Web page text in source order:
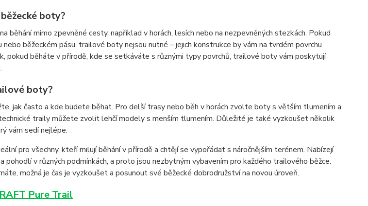
boty?
běhání mimo zpevněné cesty, například v horách, lesích nebo na nezpevněných stezkách. Pokud
běžeckém pásu, trailové boty nejsou nutné – jejich konstrukce by vám na tvrdém povrchu
pokud běháte v přírodě, kde se setkáváte s různými typy povrchů, trailové boty vám poskytují
boty?
jak často a kde budete běhat. Pro delší trasy nebo běh v horách zvolte boty s větším tlumením a
traily můžete zvolit lehčí modely s menším tlumením. Důležité je také vyzkoušet několik
vám sedí nejlépe.
pro všechny, kteří milují běhání v přírodě a chtějí se vypořádat s náročnějším terénem. Nabízejí
pohodlí v různých podmínkách, a proto jsou nezbytným vybavením pro každého trailového běžce.
možná je čas je vyzkoušet a posunout své běžecké dobrodružství na novou úroveň.
Pure Trail